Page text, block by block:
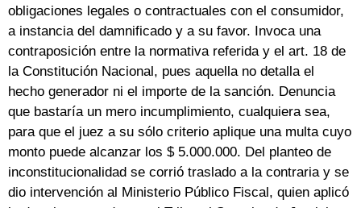
obligaciones legales o contractuales con el consumidor,
a instancia del damnificado y a su favor. Invoca una
contraposición entre la normativa referida y el art. 18 de
la Constitución Nacional, pues aquella no detalla el
hecho generador ni el importe de la sanción. Denuncia
que bastaría un mero incumplimiento, cualquiera sea,
para que el juez a su sólo criterio aplique una multa cuyo
monto puede alcanzar los $ 5.000.000. Del planteo de
inconstitucionalidad se corrió traslado a la contraria y se
dio intervención al Ministerio Público Fiscal, quien aplicó